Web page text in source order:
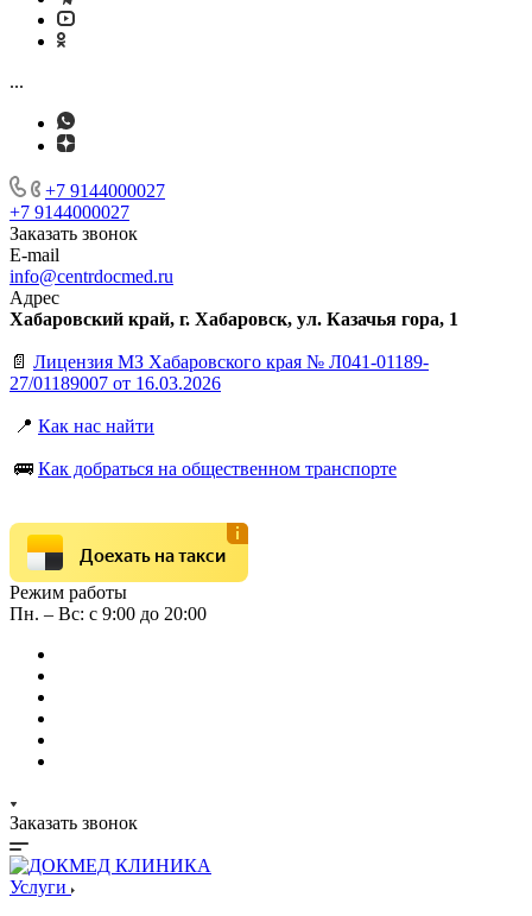
...
+7 9144000027
+7 9144000027
Заказать звонок
E-mail
info@centrdocmed.ru
Адрес
Хабаровский край, г. Хабаровск, ул. Казачья гора, 1
📄 Лицензия МЗ Хабаровского края № Л041-01189-
27/01189007 от 16.03.2026
📍 Как нас найти
🚌 Как добраться на общественном транспорте
Доехать на такси
Режим работы
Пн. – Вс: с 9:00 до 20:00
Заказать звонок
Услуги